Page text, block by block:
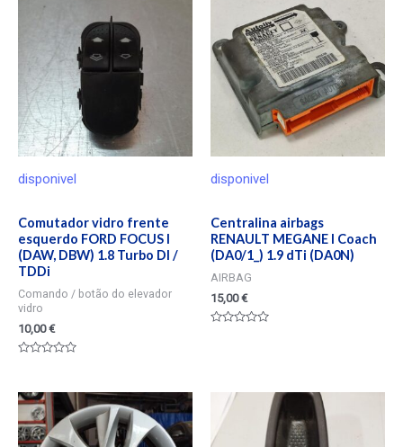
disponivel
Comutador vidro frente
esquerdo FORD FOCUS I
(DAW, DBW) 1.8 Turbo DI /
TDDi
Comando / botão do elevador
vidro
10,00€
de
5
disponivel
Centralina airbags
RENAULT MEGANE I Coach
(DA0/1_) 1.9 dTi (DA0N)
AIRBAG
15,00€